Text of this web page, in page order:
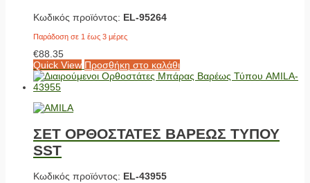
Κωδικός προϊόντος: EL-95264
Παράδοση σε 1 έως 3 μέρες
€88.35
Quick View Προσθήκη στο καλάθι
ΣΕΤ ΟΡΘΟΣΤΑΤΕΣ ΒΑΡΕΩΣ ΤΥΠΟΥ
SST
Κωδικός προϊόντος: EL-43955